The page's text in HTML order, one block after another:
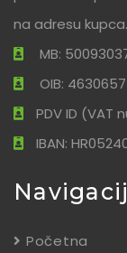
na adresu kupca.
MB:
OIB:
PDV ID (VAT
IBAN:
Početna